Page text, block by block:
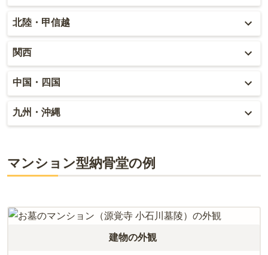
岩手
山形
宮城
神奈川
千葉
茨城
栃木
愛知
岐阜
三重
北陸・甲信越
富山
石川
山梨
新潟
関西
大阪
兵庫
滋賀
和歌山
中国・四国
岡山
鳥取
山口
九州・沖縄
大分
佐賀
マンション型納骨堂の例
建物の外観